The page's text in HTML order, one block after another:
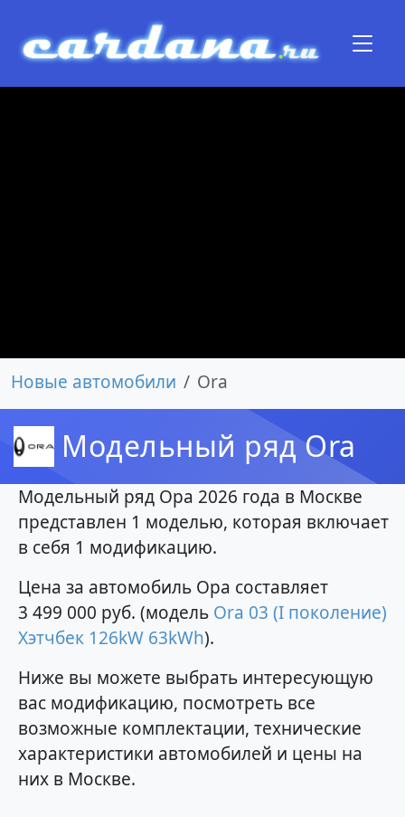
Новые автомобили Ora
Модельный ряд Ora
Модельный ряд Ора 2026 года в Москве
представлен 1 моделью, которая включает
в себя 1 модификацию.
Цена за автомобиль Ора составляет
3 499 000 руб. (модель Ora 03 (I поколение)
Хэтчбек 126kW 63kWh).
Ниже вы можете выбрать интересующую
вас модификацию, посмотреть все
возможные комплектации, технические
характеристики автомобилей и цены на
них в Москве.